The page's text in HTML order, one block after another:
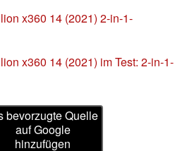
x360 14 (2021) 2-in-1-
x360 14 (2021) im Test: 2-in-1-
bevorzugte Quelle
auf Google
hinzufügen